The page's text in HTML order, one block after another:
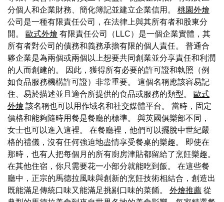
分個人和企業財務、簡化簿記並建立企業信用。 桃園外燴
公司是一種有限責任公司，在法律上與其所有者和股東分
開。
歐式外燴 有限責任公司（LLC）是一個企業實體，其
所有者對公司的債務和義務承擔有限的個人責任。 普通合
夥企業是為兩個或兩個以上想要共同創業並分享責任和利潤
的人而創建的。 因此，獲得所有必要的許可證和執照（例
如食品服務機構許可證）非常重要。 這個名稱應該容易記
住、易於描述並且適合所提供的食品或服務的類型。
歐式
外燴 該名稱也可以用作域名和社交媒體平台。 當時，固定
價格和能夠隨時用餐是餐廳的標準。 與英國俱樂部不同，
女士也可以進入這裡。 在餐廳裡，他們可以擺脫中世紀嚴
格的禮儀，沒有任何強迫地盡情享受餐桌的樂趣。 即使在
那時，也有人把每個月的所有廚房津貼都留給了烹飪樂趣。
在其他住宿，你只需要花一小部分就能吃到飯。 在這些餐
廳中，正宗的馬德拉風味與創新的烹飪技術相結合，創造出
既能滿足傳統口味又能滿足挑剔口味的菜餚。 外燴推薦 從